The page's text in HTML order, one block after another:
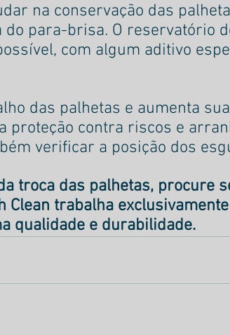
na conservação das
do para-brisa. O reservatório
com algum aditivo
das palhetas e aumenta
proteção contra riscos e
verificar a posição dos
troca das palhetas, procure
Clean trabalha
qualidade e durabilidade.